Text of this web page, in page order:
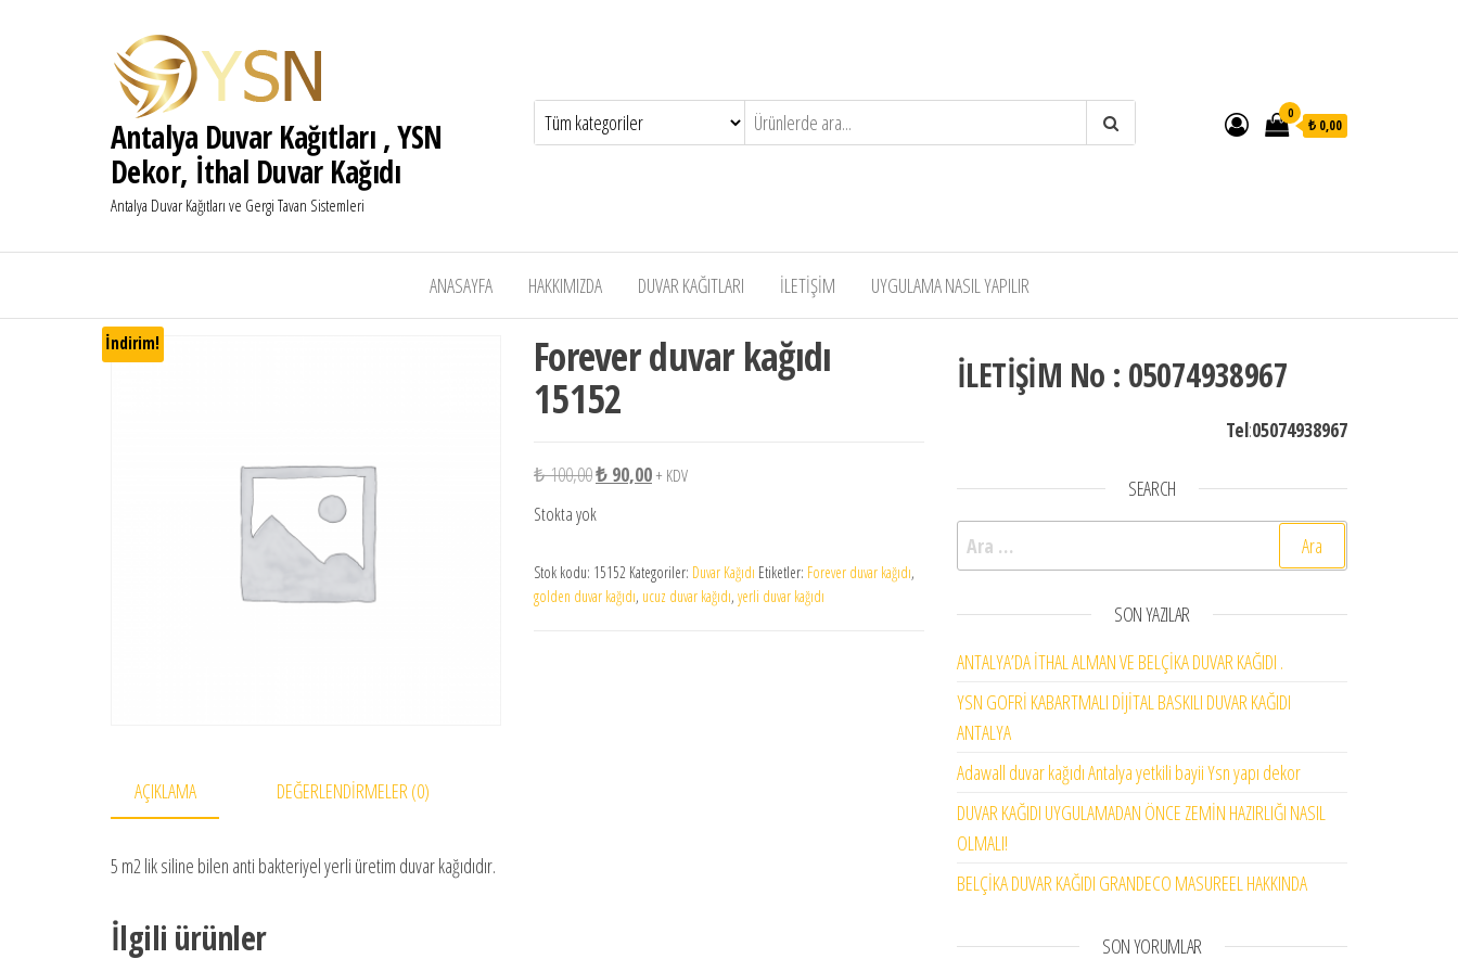
Antalya Duvar Kağıtları , YSN
Dekor, İthal Duvar Kağıdı
Antalya Duvar Kağıtları ve Gergi Tavan Sistemleri
0
₺ 0,00
ANASAYFA HAKKIMIZDA DUVAR KAĞITLARI İLETİŞİM UYGULAMA NASIL YAPILIR
İndirim! Forever duvar kağıdı
15152
₺100,00Orijinal fiyat: ₺ 100,00.
₺90,00Şu andaki fiyat: ₺ 90,00.
+ KDV
Stokta yok
Stok kodu: 15152 Kategoriler: Duvar Kağıdı Etiketler: Forever duvar kağıdı,
golden duvar kağıdı, ucuz duvar kağıdı, yerli duvar kağıdı
AÇIKLAMA DEĞERLENDIRMELER (0)
5 m2 lik siline bilen anti bakteriyel yerli üretim duvar kağıdıdır.
İlgili ürünler
İLETİŞİM No : 05074938967
Tel:05074938967
SEARCH
Arama:
SON YAZILAR
ANTALYA’DA İTHAL ALMAN VE BELÇİKA DUVAR KAĞIDI .
YSN GOFRİ KABARTMALI DİJİTAL BASKILI DUVAR KAĞIDI
ANTALYA
Adawall duvar kağıdı Antalya yetkili bayii Ysn yapı dekor
DUVAR KAĞIDI UYGULAMADAN ÖNCE ZEMİN HAZIRLIĞI NASIL
OLMALI!
BELÇİKA DUVAR KAĞIDI GRANDECO MASUREEL HAKKINDA
SON YORUMLAR